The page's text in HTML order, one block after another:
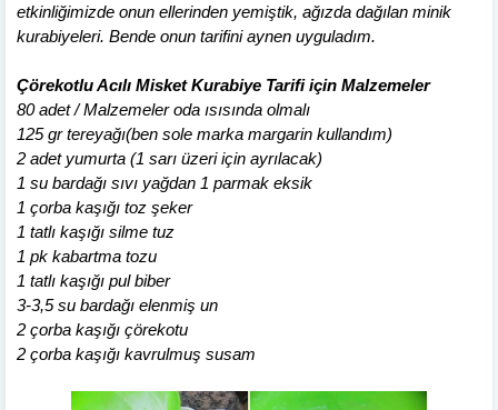
etkinliğimizde onun ellerinden yemiştik, ağızda dağılan minik
kurabiyeleri. Bende onun tarifini aynen uyguladım.
Çörekotlu Acılı Misket Kurabiye Tarifi için Malzemeler
80 adet / Malzemeler oda ısısında olmalı
125 gr tereyağı(ben sole marka margarin kullandım)
2 adet yumurta (1 sarı üzeri için ayrılacak)
1 su bardağı sıvı yağdan 1 parmak eksik
1 çorba kaşığı toz şeker
1 tatlı kaşığı silme tuz
1 pk kabartma tozu
1 tatlı kaşığı pul biber
3-3,5 su bardağı elenmiş un
2 çorba kaşığı çörekotu
2 çorba kaşığı kavrulmuş susam